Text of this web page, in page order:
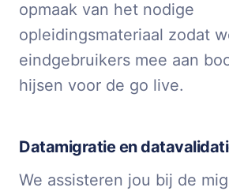
opmaak van het nodige
opleidingsmateriaal zodat
eindgebruikers mee aan
hijsen voor de go live.
Datamigratie en
We assisteren jou bij de